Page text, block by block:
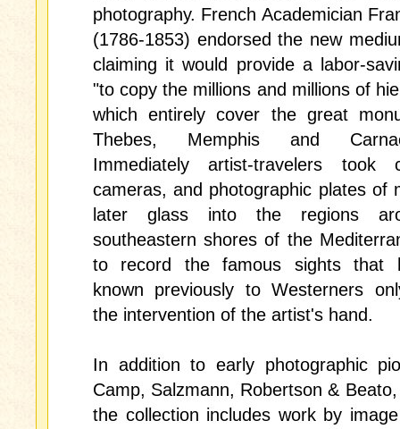
photography. French Academician
(1786-1853) endorsed the new
claiming it would provide a labor-
"to copy the millions and millions of
which entirely cover the great
Thebes, Memphis and
Immediately artist-travelers took
cameras, and photographic plates of
later glass into the regions
southeastern shores of the
to record the famous sights that
known previously to Westerners
the intervention of the artist's hand.
In addition to early photographic
Camp, Salzmann, Robertson &
the collection includes work by